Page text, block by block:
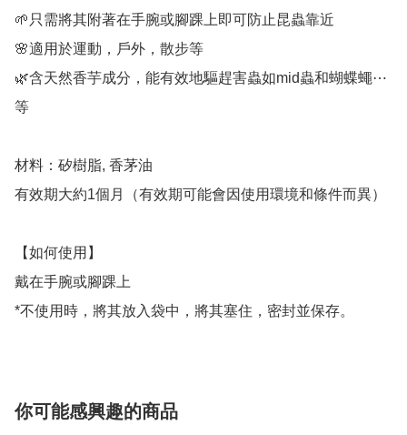
🌱只需將其附著在手腕或腳踝上即可防止昆蟲靠近
🌸適用於運動，戶外，散步等
🌿含天然香芋成分，能有效地驅趕害蟲如mid蟲和蝴蝶蠅⋯
等
材料：矽樹脂, 香茅油
有效期大約1個月（有效期可能會因使用環境和條件而異）
【如何使用】
戴在手腕或腳踝上
*不使用時，將其放入袋中，將其塞住，密封並保存。
你可能感興趣的商品